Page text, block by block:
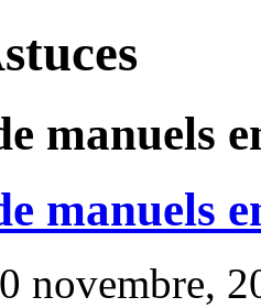
manuels
manuels
novembre,